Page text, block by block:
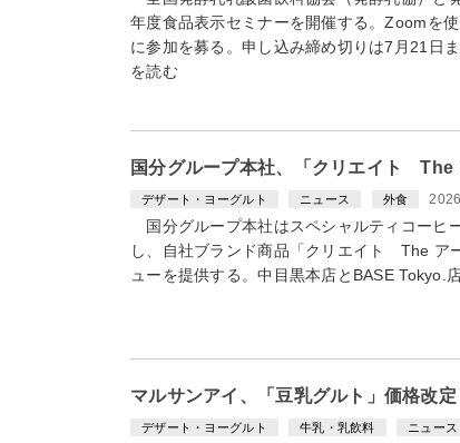
年度食品表示セミナーを開催する。Zoomを
に参加を募る。申し込み締め切りは7月21
を読む
国分グループ本社、「クリエイト
デザート・ヨーグルト ニュース 外食
国分グループ本社はスペシャルティコーヒ
し、自社ブランド商品「クリエイト The ア
ューを提供する。中目黒本店とBASE
マルサンアイ、「豆乳グルト」価格改
デザート・ヨーグルト 牛乳・乳飲料 ニュース